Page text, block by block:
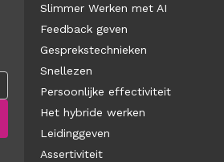
Slimmer Werken met AI
Feedback geven
Gesprekstechnieken
Snellezen
Persoonlijke effectiviteit
Het hybride werken
Leidinggeven
Assertiviteit